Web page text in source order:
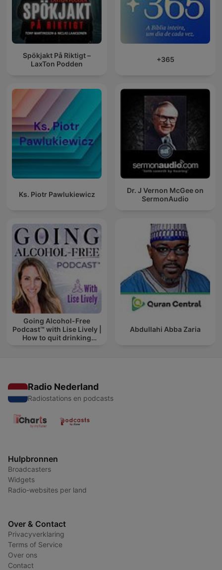
Spökjakt På Riktigt –
LaxTon Podden
+365
Ks. Piotr Pawlukiewicz
Dr. J Vernon McGee on
SermonAudio
Going Alcohol-Free
Podcast™ with Lise Lively |
How to quit drinking
Abdullahi Abba Zaria
Radio Nederland
Radiostations en podcasts
Hulpbronnen
Broadcasters
Widgets
Radio-websites per land
Over & Contact
Privacyverklaring
Terms of Service
Over ons
Contact